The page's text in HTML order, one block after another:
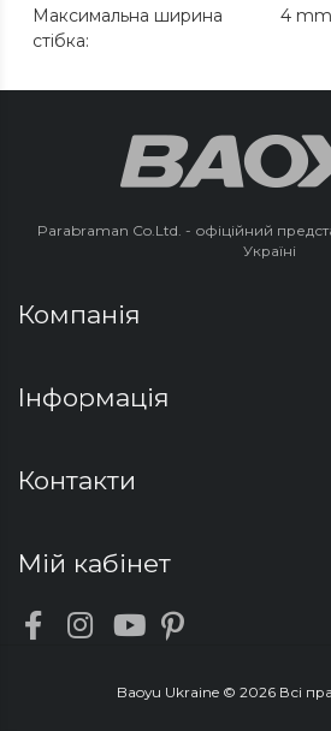
Максимальна ширина
стібка:
4 mm
Parabraman Co.Ltd. - офіційний
Україні
Компанія
Інформація
Контакти
Мій кабінет
Baoyu Ukraine © 2026 Всі